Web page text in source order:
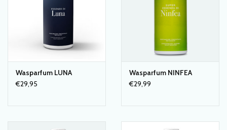
Wasparfum LUNA
€29,95
Wasparfum NINFEA
€29,99